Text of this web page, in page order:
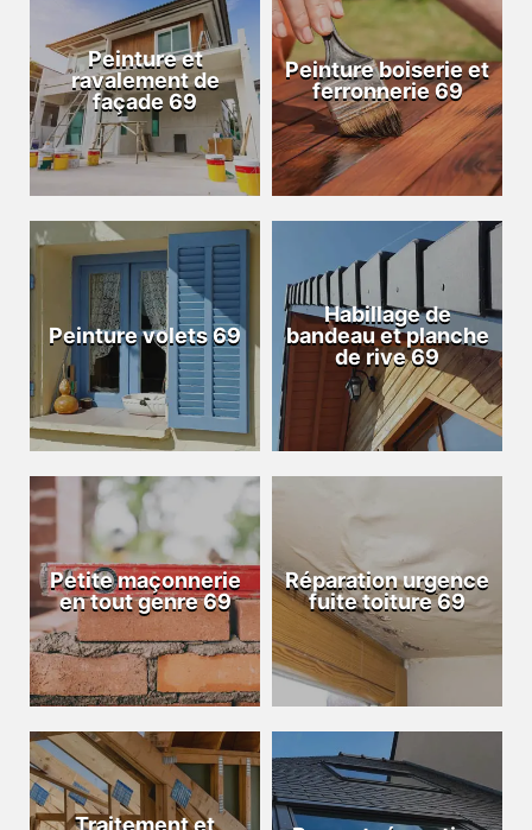
Peinture et
ravalement de
façade 69
Peinture boiserie et
ferronnerie 69
Peinture volets 69
Habillage de
bandeau et planche
de rive 69
Petite maçonnerie
en tout genre 69
Réparation urgence
fuite toiture 69
Traitement et